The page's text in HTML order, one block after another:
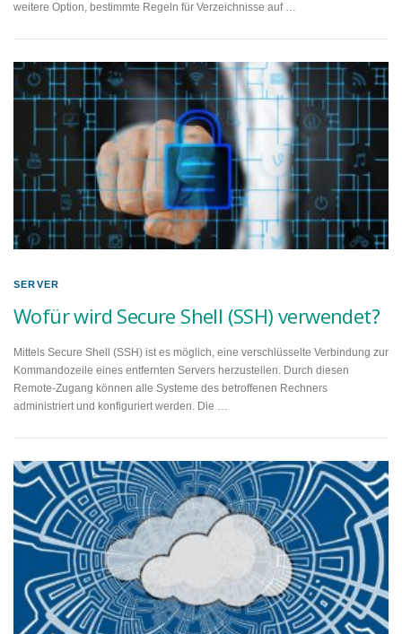
weitere Option, bestimmte Regeln für Verzeichnisse auf …
SERVER
Wofür wird Secure Shell (SSH) verwendet?
Mittels Secure Shell (SSH) ist es möglich, eine verschlüsselte Verbindung zur
Kommandozeile eines entfernten Servers herzustellen. Durch diesen
Remote-Zugang können alle Systeme des betroffenen Rechners
administriert und konfiguriert werden. Die …